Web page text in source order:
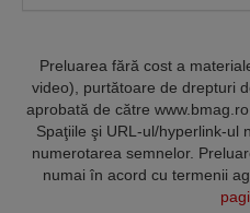
Preluarea fără cost a
video), purtătoare de drepturi
aprobată de către
Spaţiile şi URL-ul/hyperlink-ul
numerotarea semnelor.
numai în acord cu termenii